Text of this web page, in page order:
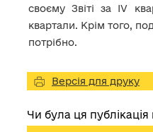
своєму Звіті за IV
квартали. Крім того,
потрібно.
Версія для друку
Чи була ця